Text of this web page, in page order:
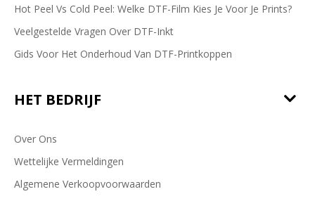
Hot Peel Vs Cold Peel: Welke DTF-Film Kies Je Voor Je Prints?
Veelgestelde Vragen Over DTF-Inkt
Gids Voor Het Onderhoud Van DTF-Printkoppen
HET BEDRIJF
Over Ons
Wettelijke Vermeldingen
Algemene Verkoopvoorwaarden